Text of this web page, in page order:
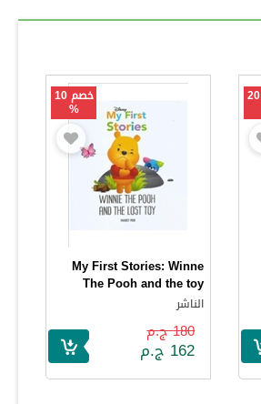
خصم 20 خصم 10
%
My First Stories: Winne
The Pooh and the toy
الناشر
180 ج.م
162 ج.م